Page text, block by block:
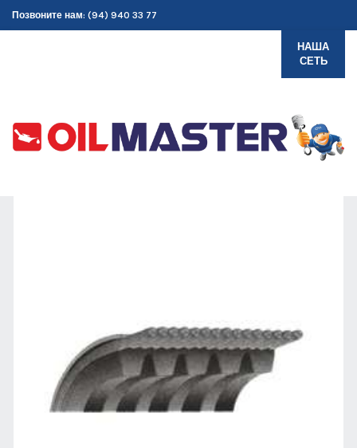
Позвоните нам: (94) 940 33 77
НАША
СЕТЬ